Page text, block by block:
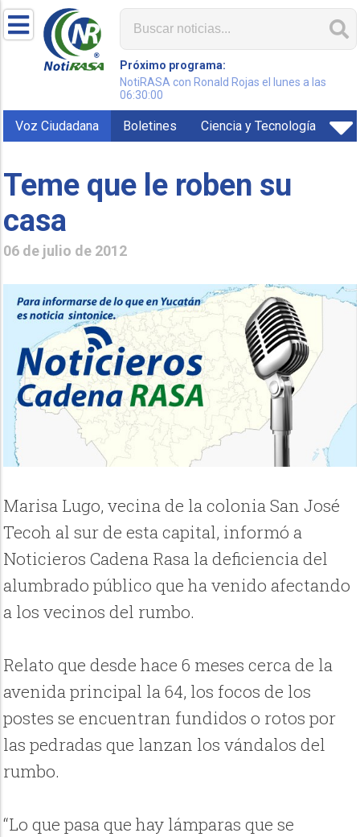
Próximo programa:
NotiRASA con Ronald Rojas el lunes a las
06:30:00
Voz Ciudadana Boletines Ciencia y Tecnología
Teme que le roben su
casa
06 de julio de 2012
Marisa Lugo, vecina de la colonia San José
Tecoh al sur de esta capital, informó a
Noticieros Cadena Rasa la deficiencia del
alumbrado público que ha venido afectando
a los vecinos del rumbo.
Relato que desde hace 6 meses cerca de la
avenida principal la 64, los focos de los
postes se encuentran fundidos o rotos por
las pedradas que lanzan los vándalos del
rumbo.
“Lo que pasa que hay lámparas que se